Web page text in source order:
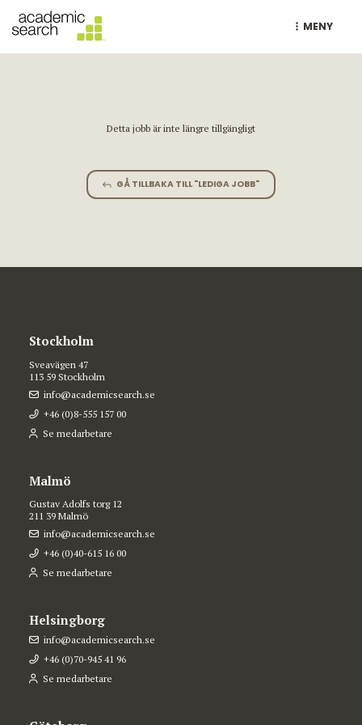
MENY
Detta jobb är inte längre tillgängligt
GÅ TILLBAKA TILL "LEDIGA JOBB"
Stockholm
Sveavägen 47
113 59 Stockholm
info@academicsearch.se
+46 (0)8-555 157 00
Se medarbetare
Malmö
Gustav Adolfs torg 12
211 39 Malmö
info@academicsearch.se
+46 (0)40-615 16 00
Se medarbetare
Helsingborg
info@academicsearch.se
+46 (0)70-945 41 96
Se medarbetare